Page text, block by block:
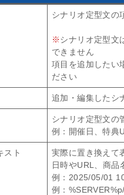
シナリオ定型文の
※シナリオ定型文
できません
項目を追加したい
ださい
追加・編集したシ
シナリオ定型文の
例：開催日、特典
スト
実際に置き換えて
日時やURL、商品
例：2025/05/01
例：